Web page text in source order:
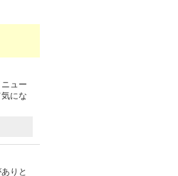
ュー
にな
りと